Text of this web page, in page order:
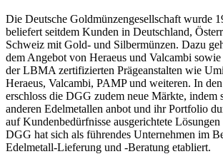
Die Deutsche Goldmünzengesellschaft wurde
beliefert seitdem Kunden in Deutschland,
Schweiz mit Gold- und Silbermünzen. Dazu
dem Angebot von Heraeus und Valcambi
der LBMA zertifizierten Prägeanstalten wie
Heraeus, Valcambi, PAMP und weiteren. In
erschloss die DGG zudem neue Märkte, indem
anderen Edelmetallen anbot und ihr Portfolio
auf Kundenbedürfnisse ausgerichtete
DGG hat sich als führendes Unternehmen im
Edelmetall-Lieferung und -Beratung etabliert.